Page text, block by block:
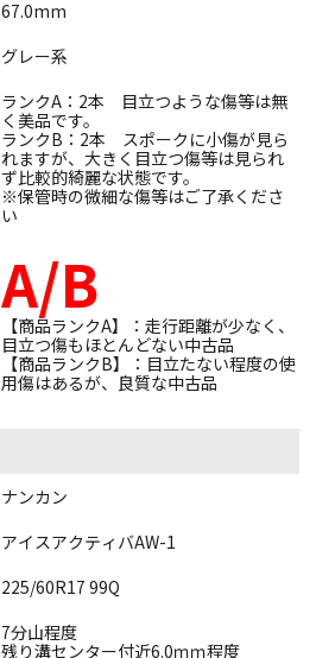
67.0mm
グレー系
ランクA：2本 目立つような傷等は無
く美品です。
ランクB：2本 スポークに小傷が見ら
れますが、大きく目立つ傷等は見られ
ず比較的綺麗な状態です。
※保管時の微細な傷等はご了承くださ
い
A/B
【商品ランクA】：走行距離が少なく、
目立つ傷もほとんどない中古品
【商品ランクB】：目立たない程度の使
用傷はあるが、良質な中古品
ナンカン
アイスアクティバAW-1
225/60R17 99Q
7分山程度
残り溝センター付近6.0ｍｍ程度